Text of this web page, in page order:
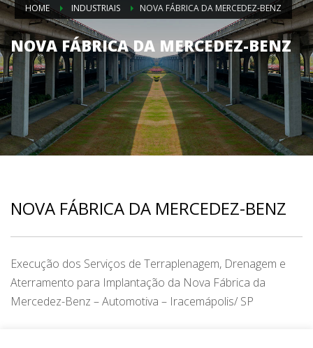
HOME INDUSTRIAIS NOVA FÁBRICA DA MERCEDEZ-BENZ
NOVA FÁBRICA DA MERCEDEZ-BENZ
NOVA FÁBRICA DA MERCEDEZ-BENZ
Execução dos Serviços de Terraplenagem, Drenagem e
Aterramento para Implantação da Nova Fábrica da
Mercedez-Benz – Automotiva – Iracemápolis/ SP